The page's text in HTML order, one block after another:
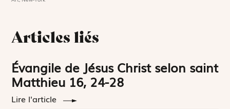
Articles liés
Évangile de Jésus Christ selon saint
Matthieu 16, 24-28
Lire l'article